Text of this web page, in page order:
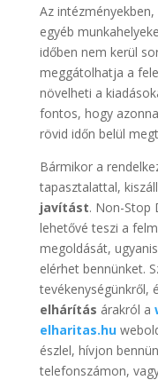
Az
egyéb
időben nem kerül
meggátolhatja a
növelheti a
fontos, hogy
rövid időn belül
Bármikor a
tapasztalattal,
javítást. Non-Stop
lehetővé teszi a
megoldását,
elérhet bennünket.
tevékenységünkről,
elhárítás árakról a
elharitas.hu
észlel, hívjon
telefonszámon,